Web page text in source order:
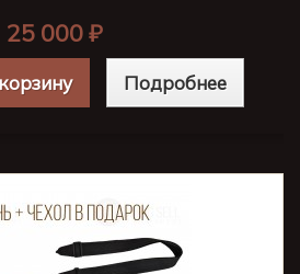
25 000 ₽
Подробнее